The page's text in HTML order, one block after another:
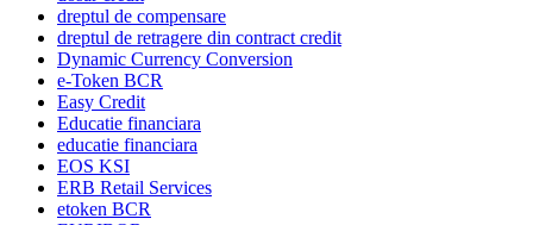
dreptul de compensare
dreptul de retragere din contract credit
Dynamic Currency Conversion
e-Token BCR
Easy Credit
Educatie financiara
educatie financiara
EOS KSI
ERB Retail Services
etoken BCR